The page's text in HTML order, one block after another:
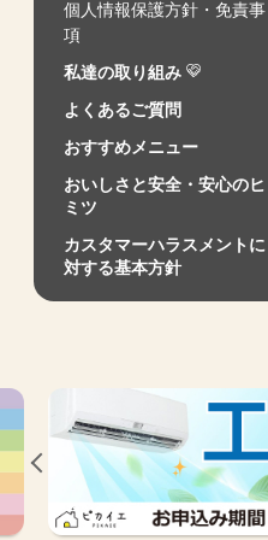
個人情報保護方針・免責事
項
私達の取り組み
よくあるご質問
おすすめメニュー
おいしさと安全・安心のヒ
ミツ
カスタマーハラスメントに
対する基本方針